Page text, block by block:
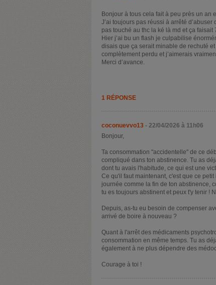
Bonjour à tous cela fait à peu près un an
J’ai toujours pas réussi à arrêté
pas touché au thc la ké là md et ça faisait
Hier j’ai bu un flash je culpabilise
disais que ça serait minable de rechuté
complètement perdu et j’aimerais
Merci d’avance.
1 RÉPONSE
coconuevvo13 - 22/04/2026 à 11h06
Bonjour,
Ta consommation "accidentelle" de ce
compliqué dans ton abstinence. Tu as
dont tu avais l'habitude, ce qui est une
Ce qu'il faut maintenant, c'est que ce
journée comme la fin de ton abstinence,
tu es toujours abstinent et peux t'y tenir !
Depuis, as-tu eu besoin de compenser
arrivé de boire à nouveau ?
Quant à l'arrêt des médicaments
consommation en même temps. Tu as
également à ne plus dépendre des
Courage à toi !